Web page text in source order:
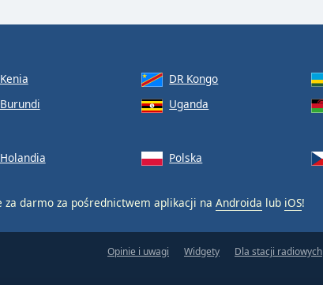
Kenia DR Kongo
Burundi Uganda
Holandia Polska
darmo za pośrednictwem aplikacji na Androida lub iOS!
Opinie i uwagi Widgety Dla stacji radiowych